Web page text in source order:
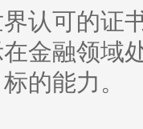
可的证书
金融领域
的能力。